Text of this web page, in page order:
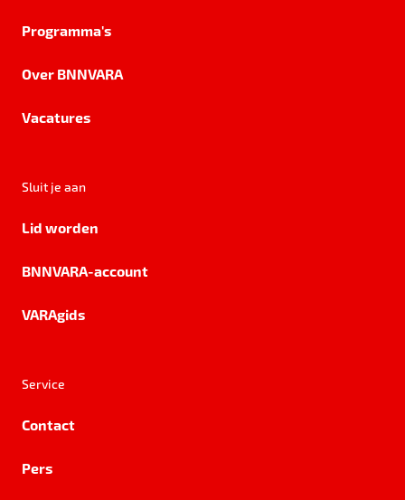
Programma's
Over BNNVARA
Vacatures
Sluit je aan
Lid worden
BNNVARA-account
VARAgids
Service
Contact
Pers